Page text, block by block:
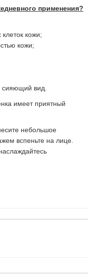
применения?
кожи;
кожи;
сияющий вид.
имеет приятный
небольшое
вспеньте на лице.